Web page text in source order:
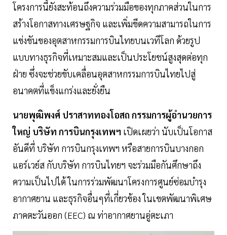
โครงการนี้ยังสะท้อนถึงความร่วมมือของทุกภาคส่วนในการ
สร้างโอกาสทางเศรษฐกิจ และเพิ่มขีดความสามารถในการ
แข่งขันของอุตสาหกรรมการบินไทยบนเวทีโลก ด้วยรูป
แบบทางธุรกิจที่เหมาะสมและเป็นประโยชน์สูงสุดต่อทุก
ฝ่าย ซึ่งจะช่วยขับเคลื่อนอุตสาหกรรมการบินไทยไปสู่
อนาคตที่แข็งแกร่งและยั่งยืน
นายพุฒิพงศ์ ปราสาททองโอสถ กรรมการผู้อำนวยการ
ใหญ่ บริษัท การบินกรุงเทพฯ เปิดเผยว่า นับเป็นโอกาส
อันดีที่ บริษัท การบินกรุงเทพฯ หรือสายการบินบางกอก
แอร์เวย์ส กับบริษัท การบินไทยฯ จะร่วมมือกันศึกษาถึง
ความเป็นไปได้ ในการร่วมพัฒนาโครงการศูนย์ซ่อมบำรุง
อากาศยาน และธุรกิจอื่นๆที่เกี่ยวข้อง ในเขตพัฒนาพิเศษ
ภาคตะวันออก (EEC) ณ ท่าอากาศยานอู่ตะเภา